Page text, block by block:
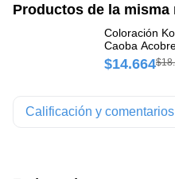
Productos de la misma
Coloración
Caoba
1 und
$14.664
Calificación y comentarios